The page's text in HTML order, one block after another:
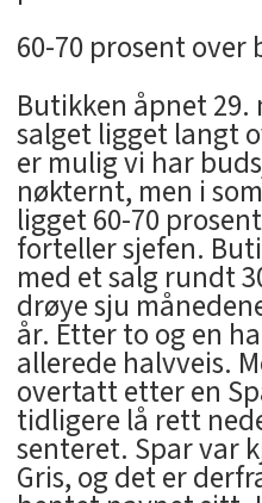
60-70 prosent over
Butikken åpnet 29.
salget ligget langt
er mulig vi har
nøkternt, men i
ligget 60-70
forteller sjefen.
med et salg rundt
drøye sju
år. Etter to og en
allerede halvveis.
overtatt etter en
tidligere lå rett
senteret. Spar var
Gris, og det er